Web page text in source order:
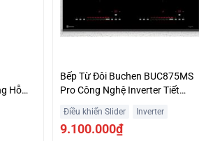
Hỗ
Bếp Từ Đôi Buchen BUC875MS
Pro Công Nghệ Inverter Tiết
Điều khiển Slider Inverter
9.100.000₫